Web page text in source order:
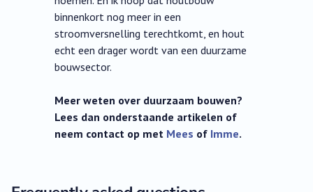
binnenkort nog meer in een
stroomversnelling terechtkomt, en hout
echt een drager wordt van een duurzame
bouwsector.
Meer weten over duurzaam bouwen?
Lees dan onderstaande artikelen of
neem contact op met Mees of Imme.‍